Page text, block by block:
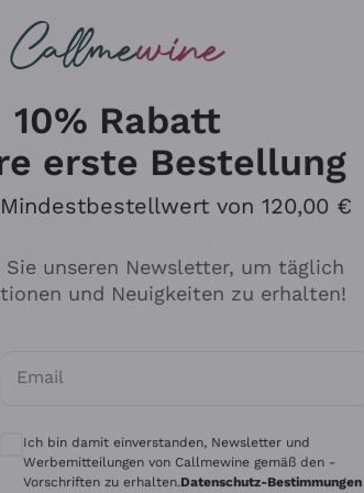
Tenuta San Leonardo
Alessandra Divella
Für
10% Rabatt
erste Bestellung
von 120,00 €
Sie unseren Newsletter, um täglich
und Neuigkeiten zu erhalten!
Email
Optionale Einwilligungen zum Erhalt von
Ich bin damit einverstanden, Newsletter und
Werbemitteilungen von Callmewine gemäß den -
Vorschriften zu erhalten.Datenschutz-Bestimmungen